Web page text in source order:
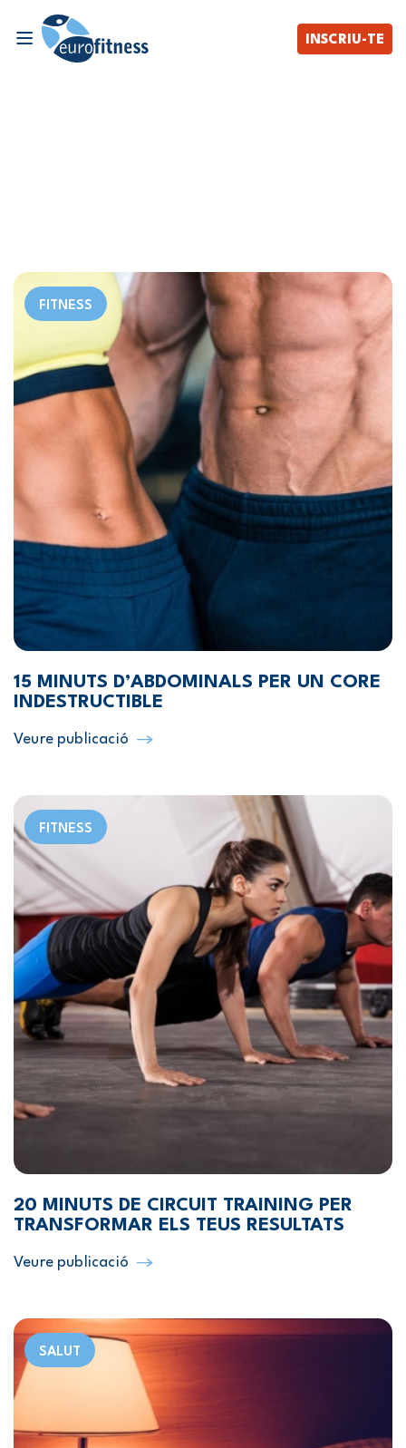
INSCRIU-TE
FITNESS
15 MINUTS D’ABDOMINALS PER UN CORE
INDESTRUCTIBLE
Veure publicació
FITNESS
20 MINUTS DE CIRCUIT TRAINING PER
TRANSFORMAR ELS TEUS RESULTATS
Veure publicació
SALUT